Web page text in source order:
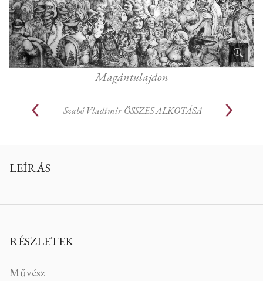
Magántulajdon
Szabó Vladimir ÖSSZES ALKOTÁSA
LEÍRÁS
RÉSZLETEK
Művész